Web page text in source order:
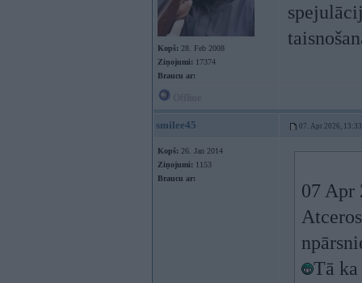
Kopš: 28. Feb 2008
Ziņojumi: 17374
Braucu ar:
smilee45 07. Apr 2026, 13:33
Kopš: 26. Jan 2014
Ziņojumi: 1153
Braucu ar:
07 Apr
Tā